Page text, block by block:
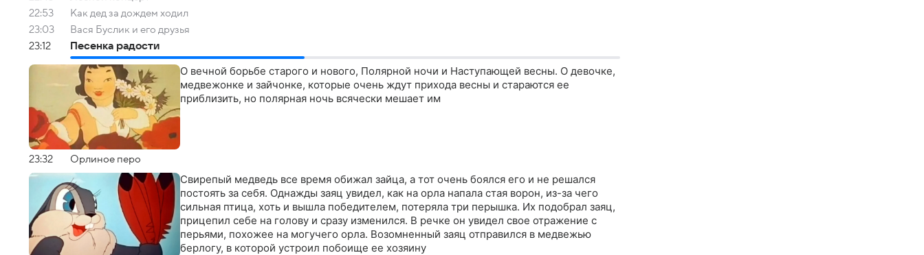
22:53
Как дед за дождем ходил
23:03
Вася Буслик и его друзья
23:12
Песенка радости
О вечной борьбе старого и нового, Полярной ночи и Наступающей весны. О девочке,
медвежонке и зайчонке, которые очень ждут прихода весны и стараются ее
приблизить, но полярная ночь всячески мешает им
23:32 Орлиное перо
Свирепый медведь все время обижал зайца, а тот очень боялся его и не решался
постоять за себя. Однажды заяц увидел, как на орла напала стая ворон, из-за чего
сильная птица, хоть и вышла победителем, потеряла три перышка. Их подобрал заяц,
прицепил себе на голову и сразу изменился. В речке он увидел свое отражение с
перьями, похожее на могучего орла. Возомненный заяц отправился в медвежью
берлогу, в которой устроил побоище ее хозяину